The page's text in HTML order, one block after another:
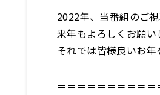
2022年、当番組のご
来年もよろしくお願い
それでは皆様良いお年
＝＝＝＝＝＝＝＝＝